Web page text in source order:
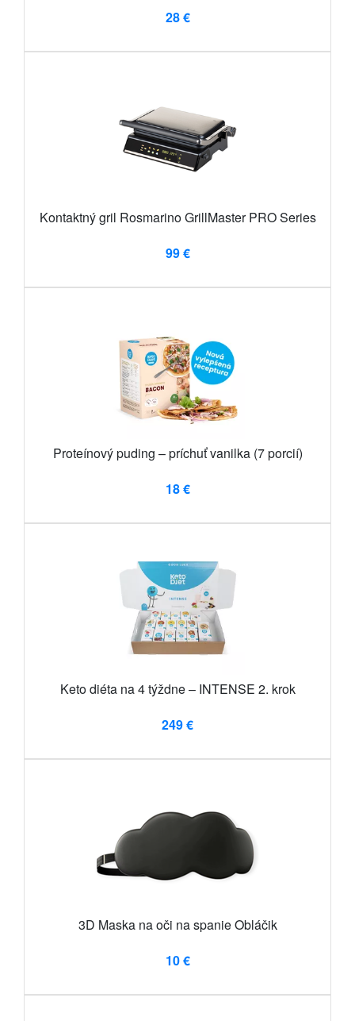
28 €
Kontaktný gril Rosmarino GrillMaster PRO Series
99 €
Proteínový puding – príchuť vanilka (7 porcií)
18 €
Keto diéta na 4 týždne – INTENSE 2. krok
249 €
3D Maska na oči na spanie Obláčik
10 €